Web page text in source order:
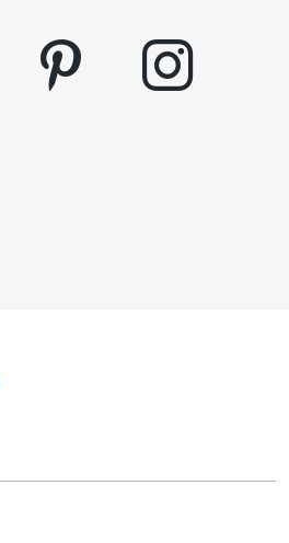
pinterest instagram